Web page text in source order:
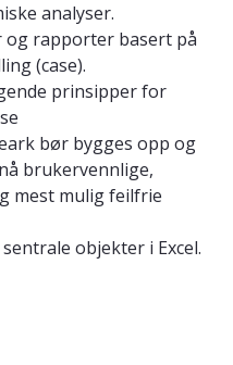
analyser.
og rapporter basert på
(case).
prinsipper for
bør bygges opp og
brukervennlige,
mest mulig feilfrie
objekter i Excel.